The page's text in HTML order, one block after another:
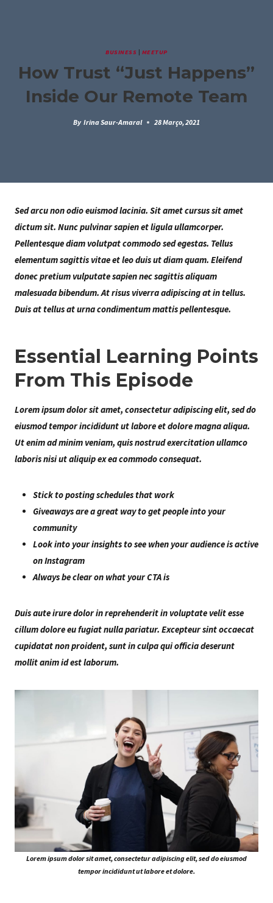
BUSINESS | MEETUP
How Trust “Just Happens”
Inside Our Remote Team
By Irina Saur-Amaral 28 Março, 2021
Sed arcu non odio euismod lacinia. Sit amet cursus sit amet
dictum sit. Nunc pulvinar sapien et ligula ullamcorper.
Pellentesque diam volutpat commodo sed egestas. Tellus
elementum sagittis vitae et leo duis ut diam quam. Eleifend
donec pretium vulputate sapien nec sagittis aliquam
malesuada bibendum. At risus viverra adipiscing at in tellus.
Duis at tellus at urna condimentum mattis pellentesque.
Essential Learning Points
From This Episode
Lorem ipsum dolor sit amet, consectetur adipiscing elit, sed do
eiusmod tempor incididunt ut labore et dolore magna aliqua.
Ut enim ad minim veniam, quis nostrud exercitation ullamco
laboris nisi ut aliquip ex ea commodo consequat.
Stick to posting schedules that work
Giveaways are a great way to get people into your
community
Look into your insights to see when your audience is active
on Instagram
Always be clear on what your CTA is
Duis aute irure dolor in reprehenderit in voluptate velit esse
cillum dolore eu fugiat nulla pariatur. Excepteur sint occaecat
cupidatat non proident, sunt in culpa qui officia deserunt
mollit anim id est laborum.
Lorem ipsum dolor sit amet, consectetur adipiscing elit, sed do eiusmod
tempor incididunt ut labore et dolore.